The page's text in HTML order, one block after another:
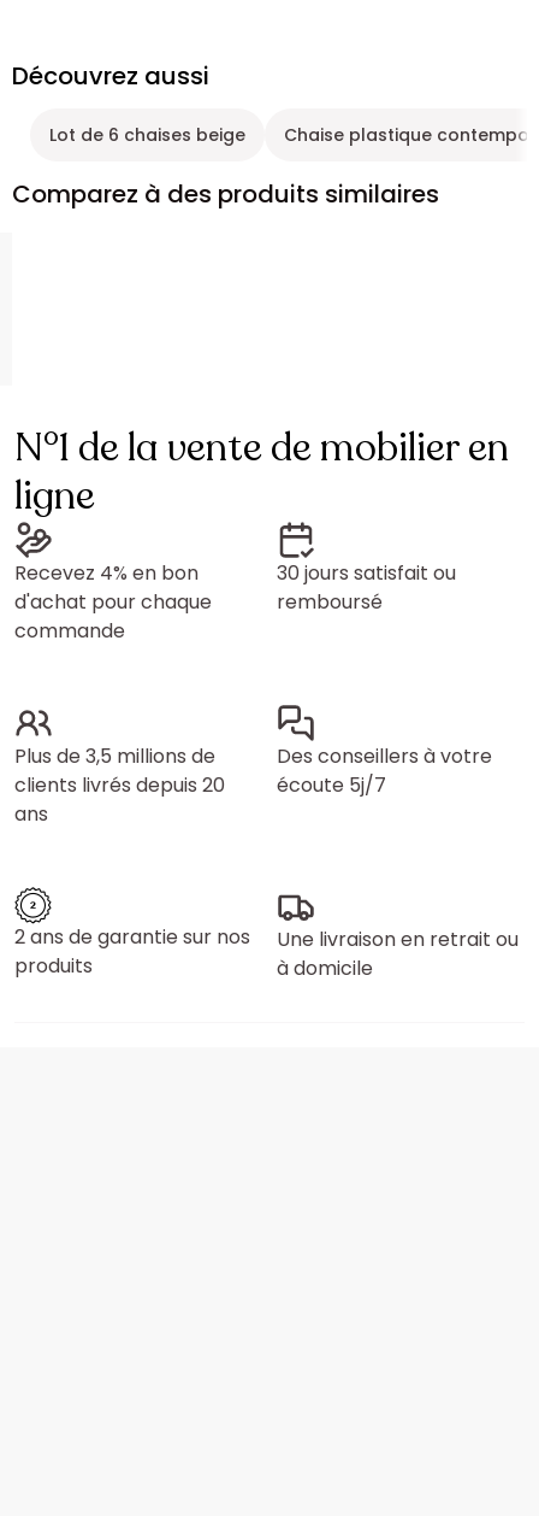
Découvrez aussi
Lot de 6 chaises beige Chaise plastique
Comparez à des produits similaires
N°1 de la vente de mobilier en
ligne
Recevez 4% en bon
d'achat pour chaque
commande
30 jours satisfait ou
remboursé
Plus de 3,5 millions de
clients livrés depuis 20
ans
Des conseillers à votre
écoute 5j/7
2 ans de garantie sur nos
produits
Une livraison en retrait ou
à domicile